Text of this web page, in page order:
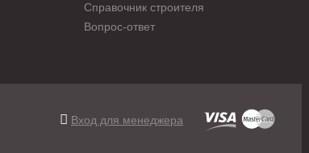
Справочник строителя
Вопрос-ответ
Вход для менеджера